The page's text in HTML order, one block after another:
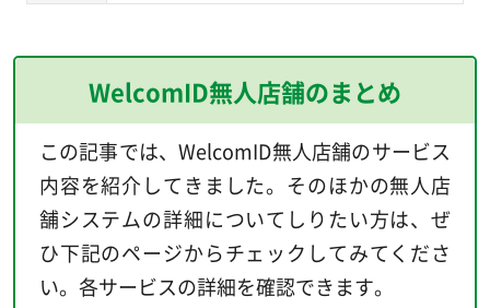
WelcomID無人店舗のまとめ
この記事では、WelcomID無人店舗のサービス
内容を紹介してきました。そのほかの無人店
舗システムの詳細についてしりたい方は、ぜ
ひ下記のページからチェックしてみてくださ
い。各サービスの詳細を確認できます。